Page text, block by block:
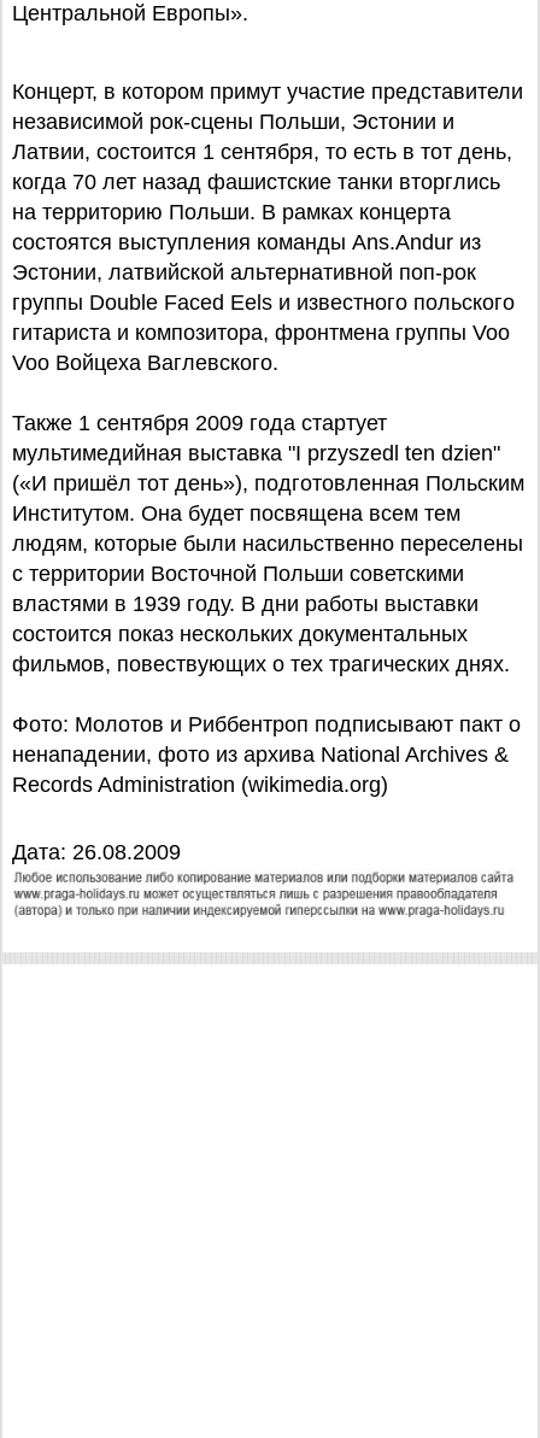
Центральной Европы».
Концерт, в котором примут участие представители
независимой рок-сцены Польши, Эстонии и
Латвии, состоится 1 сентября, то есть в тот день,
когда 70 лет назад фашистские танки вторглись
на территорию Польши. В рамках концерта
состоятся выступления команды Ans.Andur из
Эстонии, латвийской альтернативной поп-рок
группы Double Faced Eels и известного польского
гитариста и композитора, фронтмена группы Voo
Voo Войцеха Ваглевского.
Также 1 сентября 2009 года стартует
мультимедийная выставка "I przyszedl ten dzien"
(«И пришёл тот день»), подготовленная Польским
Институтом. Она будет посвящена всем тем
людям, которые были насильственно переселены
с территории Восточной Польши советскими
властями в 1939 году. В дни работы выставки
состоится показ нескольких документальных
фильмов, повествующих о тех трагических днях.
Фото: Молотов и Риббентроп подписывают пакт о
ненападении, фото из архива National Archives &
Records Administration (wikimedia.org)
Дата: 26.08.2009